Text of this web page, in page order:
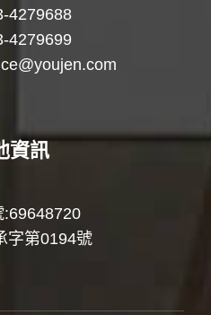
4279688
4279699
資訊
字第0194號